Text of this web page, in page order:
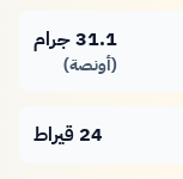
31.1 جرام
(أونصة)
24 قيراط